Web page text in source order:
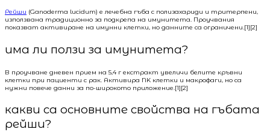
Рейши (Ganoderma lucidum) е лечебна гъба с полизахариди и тритерпени,
използвана традиционно за подкрепа на имунитета. Проучвания
показват активиране на имунни клетки, но данните са ограничени.[1][2]
има ли ползи за имунитета?
В проучване дневен прием на 5,4 г екстракт увеличи белите кръвни
клетки при пациенти с рак. Активира NK клетки и макрофаги, но са
нужни повече данни за по-широкото приложение.[1][2]
какви са основните свойства на гъбата
рейши?